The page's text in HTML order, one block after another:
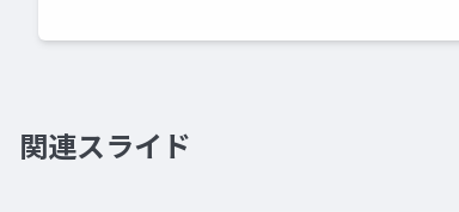
関連スライド